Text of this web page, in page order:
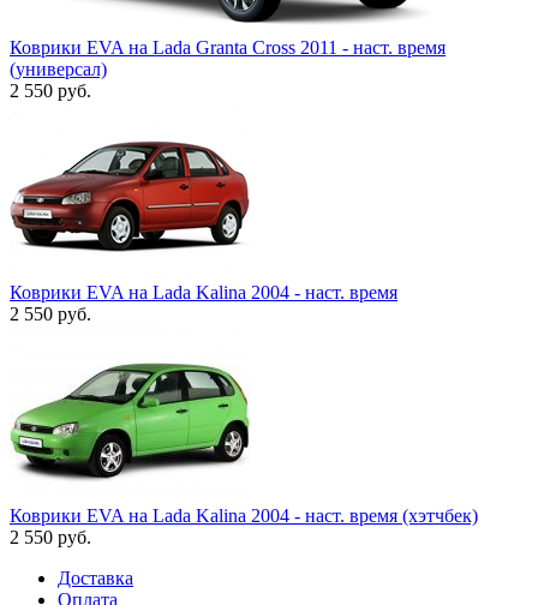
Коврики EVA на Lada Granta Cross 2011 - наст. время
(универсал)
2 550 руб.
Коврики EVA на Lada Kalina 2004 - наст. время
2 550 руб.
Коврики EVA на Lada Kalina 2004 - наст. время (хэтчбек)
2 550 руб.
Доставка
Оплата